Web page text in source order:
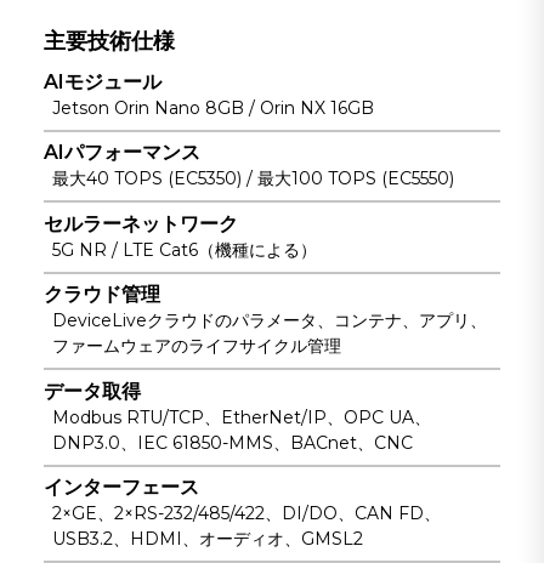
応していま
す。
主要技術仕様
AIモジュール
Jetson Orin Nano 8GB / Orin NX 16GB
AIパフォーマンス
最大40 TOPS (EC5350) / 最大100 TOPS (EC5550)
セルラーネットワーク
5G NR / LTE Cat6（機種による）
クラウド管理
DeviceLiveクラウドのパラメータ、コンテナ、アプリ、
ファームウェアのライフサイクル管理
データ取得
Modbus RTU/TCP、EtherNet/IP、OPC UA、
DNP3.0、IEC 61850-MMS、BACnet、CNC
インターフェース
2×GE、2×RS-232/485/422、DI/DO、CAN FD、
USB3.2、HDMI、オーディオ、GMSL2